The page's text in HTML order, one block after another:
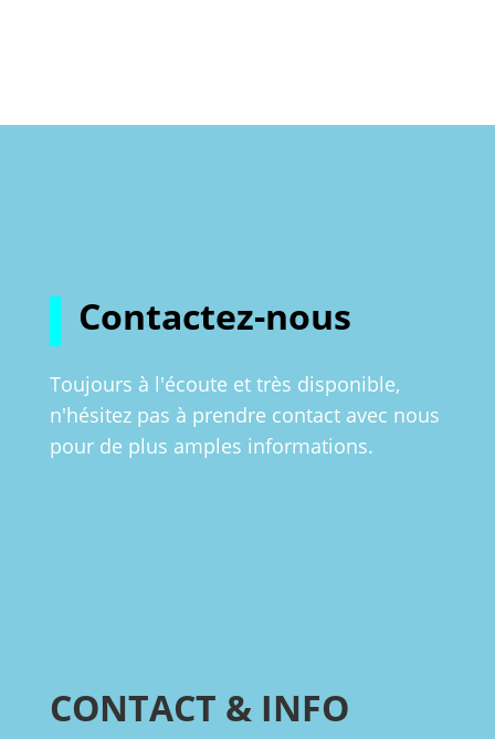
Contactez-nous
Toujours à l'écoute et très disponible,
n'hésitez pas à prendre contact avec nous
pour de plus amples informations.
CONTACT & INFO